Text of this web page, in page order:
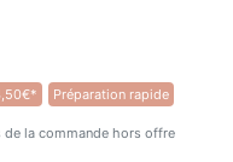
Préparation rapide
la commande hors offre